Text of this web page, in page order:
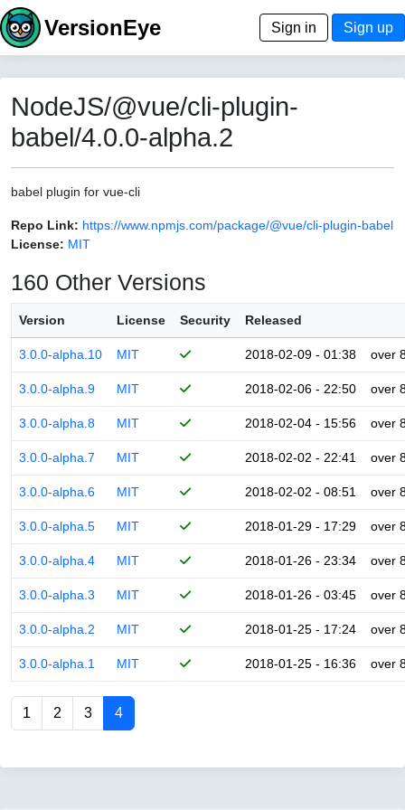
VersionEye Sign in Sign up
NodeJS/@vue/cli-plugin-
babel/4.0.0-alpha.2
babel plugin for vue-cli
Repo Link: https://www.npmjs.com/package/@vue/cli-plugin-babel
License: MIT
160 Other Versions
Version License Security Released
3.0.0-alpha.10 MIT 2018-02-09 - 01:38 over
3.0.0-alpha.9 MIT 2018-02-06 - 22:50 over
3.0.0-alpha.8 MIT 2018-02-04 - 15:56 over
3.0.0-alpha.7 MIT 2018-02-02 - 22:41 over
3.0.0-alpha.6 MIT 2018-02-02 - 08:51 over
3.0.0-alpha.5 MIT 2018-01-29 - 17:29 over
3.0.0-alpha.4 MIT 2018-01-26 - 23:34 over
3.0.0-alpha.3 MIT 2018-01-26 - 03:45 over
3.0.0-alpha.2 MIT 2018-01-25 - 17:24 over
3.0.0-alpha.1 MIT 2018-01-25 - 16:36 over
1 2 3 4